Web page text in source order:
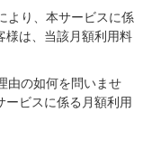
より、本サービスに係
様は、当該月額利用料
由の如何を問いませ
ービスに係る月額利用